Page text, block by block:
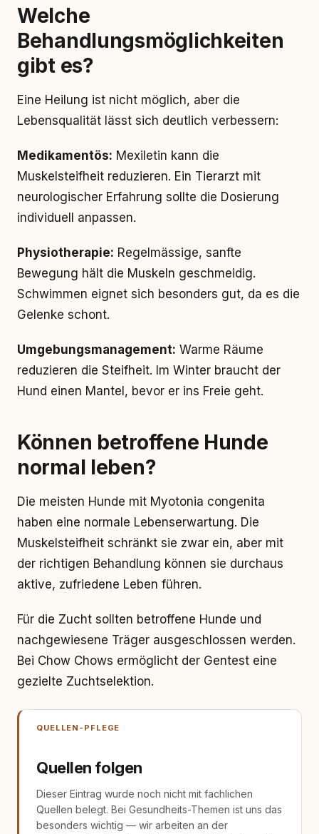
Welche
Behandlungsmöglichkeiten
gibt es?
Eine Heilung ist nicht möglich, aber die
Lebensqualität lässt sich deutlich verbessern:
Medikamentös: Mexiletin kann die
Muskelsteifheit reduzieren. Ein Tierarzt mit
neurologischer Erfahrung sollte die Dosierung
individuell anpassen.
Physiotherapie: Regelmässige, sanfte
Bewegung hält die Muskeln geschmeidig.
Schwimmen eignet sich besonders gut, da es die
Gelenke schont.
Umgebungsmanagement: Warme Räume
reduzieren die Steifheit. Im Winter braucht der
Hund einen Mantel, bevor er ins Freie geht.
Können betroffene Hunde
normal leben?
Die meisten Hunde mit Myotonia congenita
haben eine normale Lebenserwartung. Die
Muskelsteifheit schränkt sie zwar ein, aber mit
der richtigen Behandlung können sie durchaus
aktive, zufriedene Leben führen.
Für die Zucht sollten betroffene Hunde und
nachgewiesene Träger ausgeschlossen werden.
Bei Chow Chows ermöglicht der Gentest eine
gezielte Zuchtselektion.
QUELLEN-PFLEGE
Quellen folgen
Dieser Eintrag wurde noch nicht mit fachlichen
Quellen belegt. Bei Gesundheits-Themen ist uns das
besonders wichtig — wir arbeiten an der